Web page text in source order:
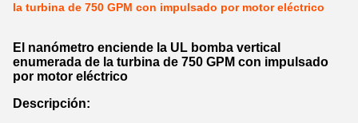
la turbina de 750 GPM con impulsado por motor eléctrico
El nanómetro enciende la UL bomba vertical
enumerada de la turbina de 750 GPM con impulsado
por motor eléctrico
Descripción: